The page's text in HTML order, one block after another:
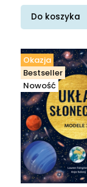
Do koszyka
Okazja
Bestseller
Nowość